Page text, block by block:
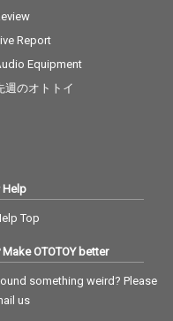
Report
Equipment
週のオトトイ
Help
Top
Make OTOTOY better
something weird? Please
us